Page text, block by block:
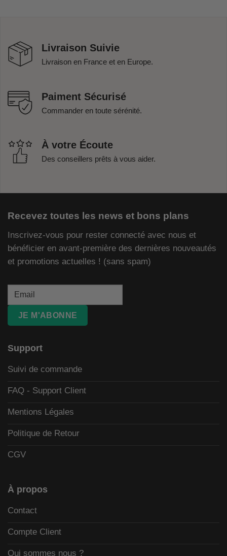
Livraison Suivie
Livraison en France et en Europe.
Paiment Sécurisé
Commander en toute sérénité.
À votre Écoute
Des conseillers prêts à vous aider.
Recevez toutes les news et bons plans
Inscrivez-vous pour rester connecté avec nous et
bénéficier en avant-première des dernières nouveautés
et promotions actuelles ! (sans spam)
JE M'ABONNE
Support
Suivi de commande
FAQ - Support Client
Mentions Légales
Politique de Retour
CGV
À propos
Contact
Compte Client
Qui sommes nous ?